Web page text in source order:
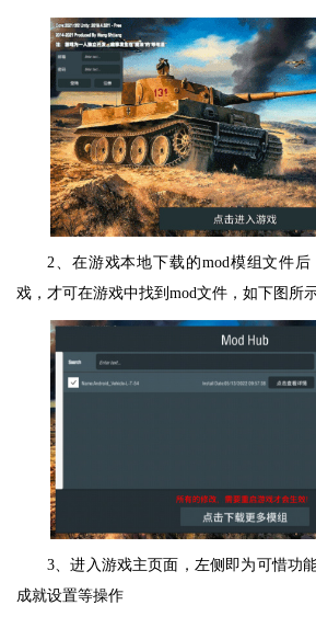
2、在游戏本地下载的mod模组文件
戏，才可在游戏中找到mod文件，如下图所示
3、进入游戏主页面，左侧即为可惜功
成就设置等操作